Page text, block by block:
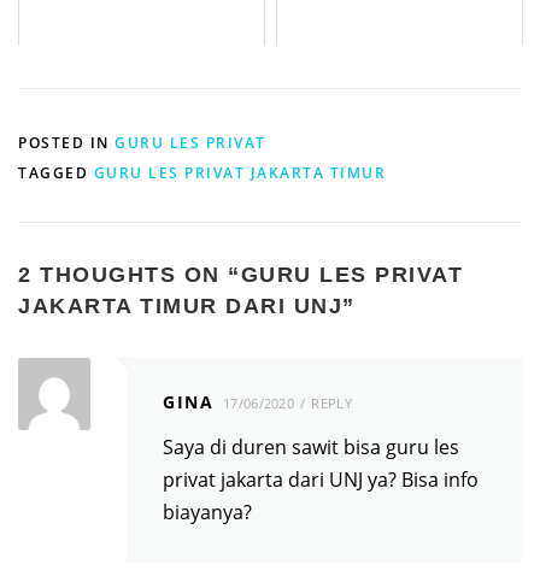
POSTED IN GURU LES PRIVAT
TAGGED GURU LES PRIVAT JAKARTA TIMUR
2 THOUGHTS ON “GURU LES PRIVAT
JAKARTA TIMUR DARI UNJ”
GINA 17/06/2020 REPLY
Saya di duren sawit bisa guru les
privat jakarta dari UNJ ya? Bisa info
biayanya?